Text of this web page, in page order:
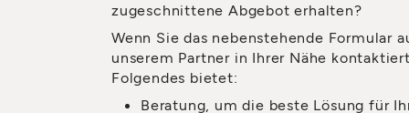
zugeschnittene Abgebot erhalten?
Wenn Sie das nebenstehende Formular
unserem Partner in Ihrer Nähe
Folgendes bietet:
Beratung, um die beste Lösung für